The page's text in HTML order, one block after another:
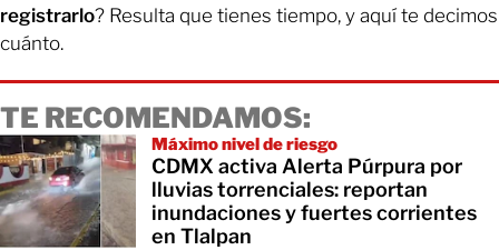
registrarlo? Resulta que tienes tiempo, y aquí te decimos
cuánto.
TE RECOMENDAMOS:
Máximo nivel de riesgo
CDMX activa Alerta Púrpura por
lluvias torrenciales: reportan
inundaciones y fuertes corrientes
en Tlalpan